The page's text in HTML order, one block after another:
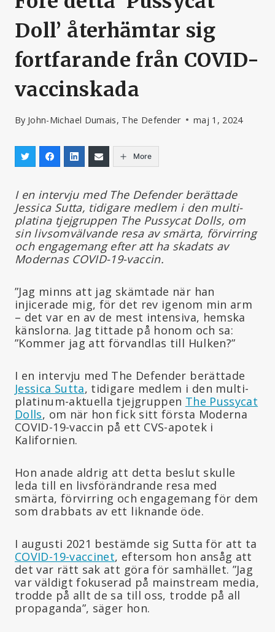
Doll’ återhämtar sig
fortfarande från COVID-
vaccinskada
By John-Michael Dumais, The Defender maj 1, 2024
More
I en intervju med The Defender berättade
Jessica Sutta, tidigare medlem i den multi-
platina tjejgruppen The Pussycat Dolls, om
sin livsomvälvande resa av smärta, förvirring
och engagemang efter att ha skadats av
Modernas COVID-19-vaccin.
”Jag minns att jag skämtade när han
injicerade mig, för det rev igenom min arm
– det var en av de mest intensiva, hemska
känslorna. Jag tittade på honom och sa:
”Kommer jag att förvandlas till Hulken?”
I en intervju med The Defender berättade
Jessica Sutta, tidigare medlem i den multi-
platinum-aktuella tjejgruppen The Pussycat
Dolls, om när hon fick sitt första Moderna
COVID-19-vaccin på ett CVS-apotek i
Kalifornien.
Hon anade aldrig att detta beslut skulle
leda till en livsförändrande resa med
smärta, förvirring och engagemang för dem
som drabbats av ett liknande öde.
I augusti 2021 bestämde sig Sutta för att ta
COVID-19-vaccinet, eftersom hon ansåg att
det var rätt sak att göra för samhället. ”Jag
var väldigt fokuserad på mainstream media,
trodde på allt de sa till oss, trodde på all
propaganda”, säger hon.